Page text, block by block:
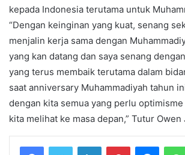
kepada Indonesia terutama untuk
“Dengan keinginan yang kuat, senang
menjalin kerja sama dengan
yang kan datang dan saya senang
yang terus membaik terutama dalam
saat anniversary Muhammadiyah tahun
dengan kita semua yang perlu
kita melihat ke masa depan,” Tutur Owen
LinkedInPinterest